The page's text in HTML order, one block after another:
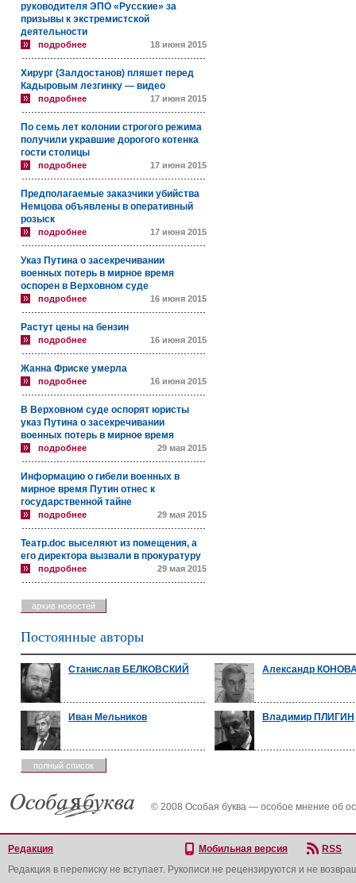
руководителя ЭПО «Русские» за
призывы к экстремистской
деятельности
подробнее 18 июня 2015
Хирург (Залдостанов) пляшет перед
Кадыровым лезгинку — видео
подробнее 17 июня 2015
По семь лет колонии строгого режима
получили укравшие дорогого котенка
гости столицы
подробнее 17 июня 2015
Предполагаемые заказчики убийства
Немцова объявлены в оперативный
розыск
подробнее 17 июня 2015
Указ Путина о засекречивании
военных потерь в мирное время
оспорен в Верховном суде
подробнее 16 июня 2015
Растут цены на бензин
подробнее 16 июня 2015
Жанна Фриске умерла
подробнее 16 июня 2015
В Верховном суде оспорят юристы
указ Путина о засекречивании
военных потерь в мирное время
подробнее 29 мая 2015
Информацию о гибели военных в
мирное время Путин отнес к
государственной тайне
подробнее 29 мая 2015
Театр.doc выселяют из помещения, а
его директора вызвали в прокуратуру
подробнее 29 мая 2015
архив новостей
Постоянные авторы
Станислав БЕЛКОВСКИЙ Александр
Иван Мельников Владимир ПЛИГИН
полный список
© 2008 Особая буква — особое мнение об
Редакция Мобильная версия
RSS
Редакция в переписку не вступает. Рукописи не рецензируются и не